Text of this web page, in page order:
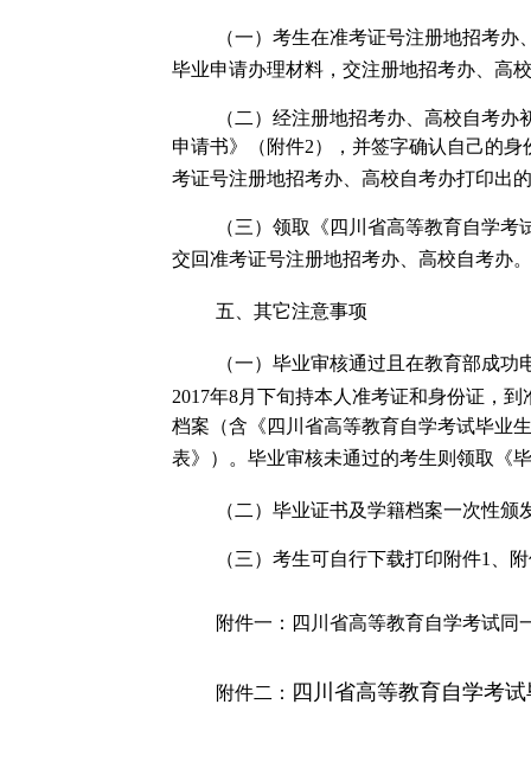
（一）考生在准考证号注册地招考
毕业申请办理材料，交注册地招考办、高
（二）经注册地招考办、高校自考
申请书》（附件2），并签字确认自己的身
考证号注册地招考办、高校自考办打印出
（三）领取《四川省高等教育自学
交回准考证号注册地招考办、高校自考办。
五、其它注意事项
（一）毕业审核通过且在教育部成
201 7年8月下旬持本人 准考证和身份证，到
档案（含《四川省高等教育自学考试毕业
表》）
。 毕业审核未通过的考生则 领取《
（二）毕业证书及学籍档案一次性
（三）考生可自行下载打印附件1 、
附件一： 四川省高等教育自学考试同
附件二： 四川省高等教育自学考